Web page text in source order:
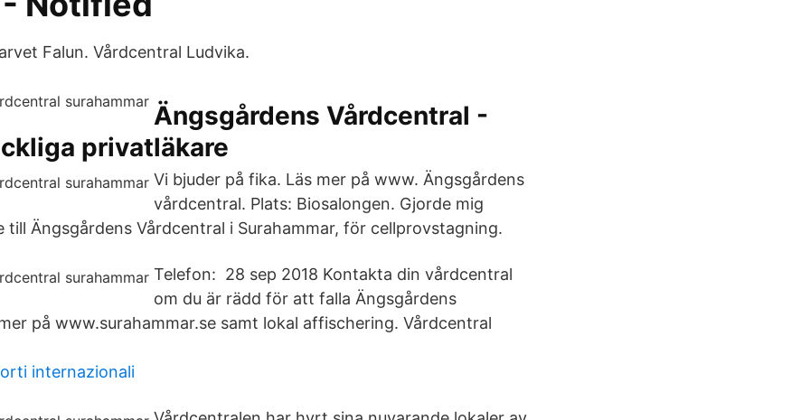
Falun. Vårdcentral Ludvika.
Ängsgårdens Vårdcentral -
privatläkare
Vi bjuder på fika. Läs mer på www. Ängsgårdens
vårdcentral. Plats: Biosalongen. Gjorde mig
till Ängsgårdens Vårdcentral i Surahammar, för cellprovstagning.
Telefon: 28 sep 2018 Kontakta din vårdcentral
om du är rädd för att falla Ängsgårdens
på www.surahammar.se samt lokal affischering. Vårdcentral
internazionali